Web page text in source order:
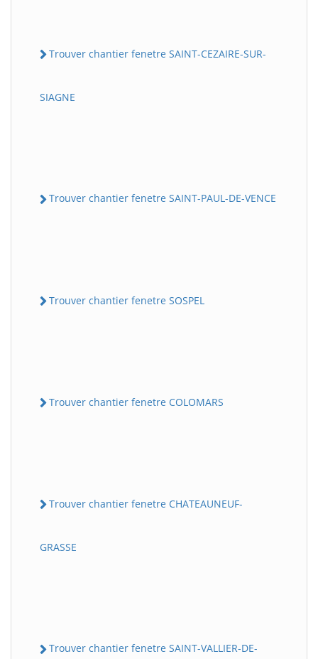
Trouver chantier fenetre SAINT-CEZAIRE-SUR-
SIAGNE
Trouver chantier fenetre SAINT-PAUL-DE-VENCE
Trouver chantier fenetre SOSPEL
Trouver chantier fenetre COLOMARS
Trouver chantier fenetre CHATEAUNEUF-
GRASSE
Trouver chantier fenetre SAINT-VALLIER-DE-